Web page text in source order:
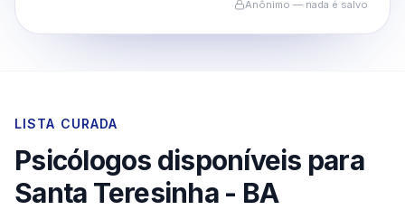
Anônimo — nada é salvo
LISTA CURADA
Psicólogos disponíveis para
Santa Teresinha- BA